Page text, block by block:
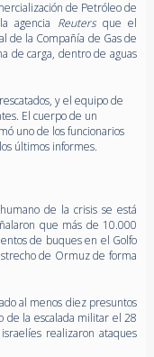
de Petróleo de
agencia Reutersque el
de la Compañía de Gas de
de carga, dentro de aguas
y el equipo de
El cuerpo de un
uno de los funcionarios
últimos informes.
de la crisis se está
que más de 10.000
de buques en el Golfo
de Ormuz de forma
al menos diez presuntos
de la escalada militar el 28
realizaron ataques